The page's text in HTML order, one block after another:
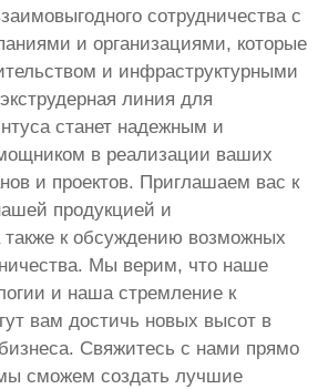
сотрудничества с
и организациями, которые
и инфраструктурными
линия для
станет надежным и
в реализации ваших
и проектов. Приглашаем вас к
продукцией и
к обсуждению возможных
Мы верим, что наше
и наша стремление к
вам достичь новых высот в
Свяжитесь с нами прямо
сможем создать лучшие